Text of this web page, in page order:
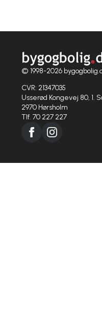
© 1998-2026
CVR: 21347035
Usserød Kongevej 80, 1.
2970 Hørsholm
Tlf. 70 227 227